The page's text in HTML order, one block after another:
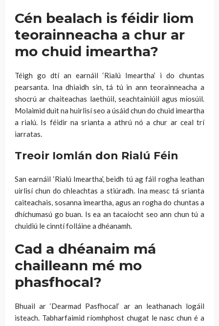
Cén bealach is féidir liom
teorainneacha a chur ar
mo chuid imeartha?
Téigh go dtí an earnáil ‘Rialú Imeartha’ i do chuntas
pearsanta. Ina dhiaidh sin, tá tú in ann teorainneacha a
shocrú ar chaiteachas laethúil, seachtainiúil agus míosúil.
Molaimid duit na huirlisí seo a úsáid chun do chuid imeartha
a rialú. Is féidir na srianta a athrú nó a chur ar ceal trí
iarratas.
Treoir Iomlán don Rialú Féin
San earnáil ‘Rialú Imeartha’, beidh tú ag fáil rogha leathan
uirlisí chun do chleachtas a stiúradh. Ina measc tá srianta
caiteachais, sosanna imeartha, agus an rogha do chuntas a
dhíchumasú go buan. Is ea an tacaíocht seo ann chun tú a
chuidiú le cinntí folláine a dhéanamh.
Cad a dhéanaim má
chailleann mé mo
phasfhocal?
Bhuail ar ‘Dearmad Pasfhocal’ ar an leathanach logáil
isteach. Tabharfaimid ríomhphost chugat le nasc chun é a